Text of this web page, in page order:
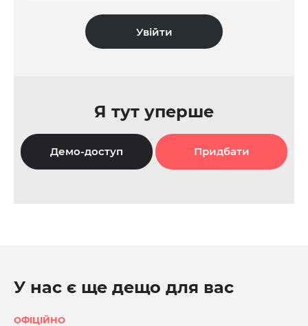
Я тут уперше
Демо-доступ Придбати
У нас є ще дещо для вас
ОФІЦІЙНО